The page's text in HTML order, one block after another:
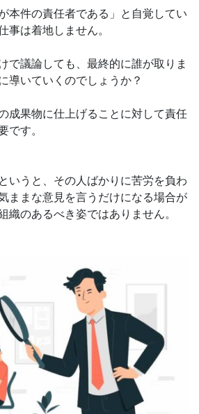
本件の責任者である」と自覚してい
事は着地しません。
で議論しても、最終的に誰が取りま
導いていくのでしょうか？
成果物に仕上げることに対して責任
です。
いうと、その人ばかりに苦労を負わ
ままな意見を言うだけになる場合が
織のあるべき姿ではありません。